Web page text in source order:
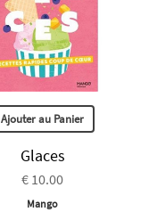
Ajouter au Panier
Glaces
€ 10.00
Mango